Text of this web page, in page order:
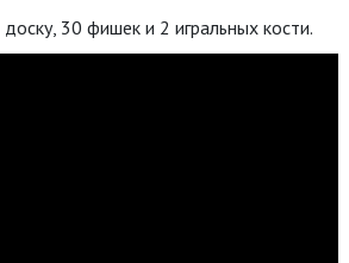
доску,30 фишеки 2 игральныхкости.